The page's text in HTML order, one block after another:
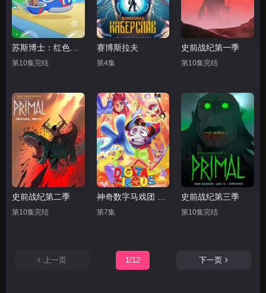
第10集完结
赛博斯拉夫
第4集
史前战纪第一季
第10集完结
史前战纪第二季
第10集完结
神奇数字马戏团 第一季
第7集
史前战纪第三季
第10集完结
上一页 1/12 下一页